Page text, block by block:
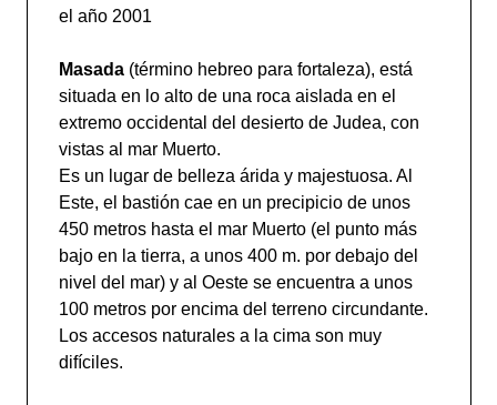
el año 2001
Masada(término hebreo para fortaleza), está
situada en lo alto de una roca aislada en el
extremo occidental del desierto de Judea, con
vistas al mar Muerto.
Es un lugar de belleza árida y majestuosa. Al
Este, el bastión cae en un precipicio de unos
450 metros hasta el mar Muerto (el punto más
bajo en la tierra, a unos 400 m. por debajo del
nivel del mar) y al Oeste se encuentra a unos
100 metros por encima del terreno circundante.
Los accesos naturales a la cima son muy
difíciles.